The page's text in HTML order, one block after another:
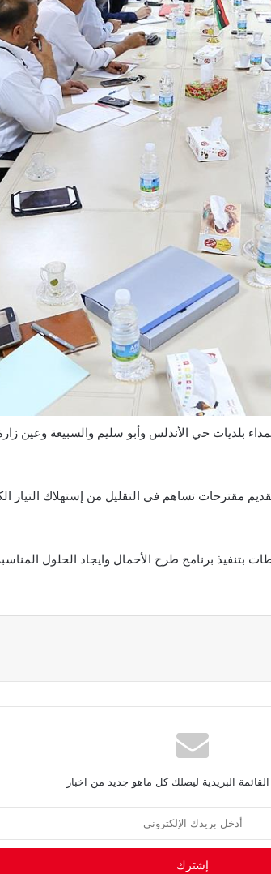
بلديات حي الأندلس وأبو سليم والسبيعة وعين
مقترحات تساهم في التقليل من إستهلاك التيار
برنامج طرح الأحمال وايجاد الحلول
البريدية ليصلك كل ماهو جديد من اخبار